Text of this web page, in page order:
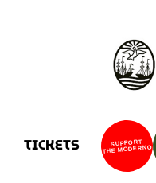
TICKETS SUPPORT
THE MODERNO